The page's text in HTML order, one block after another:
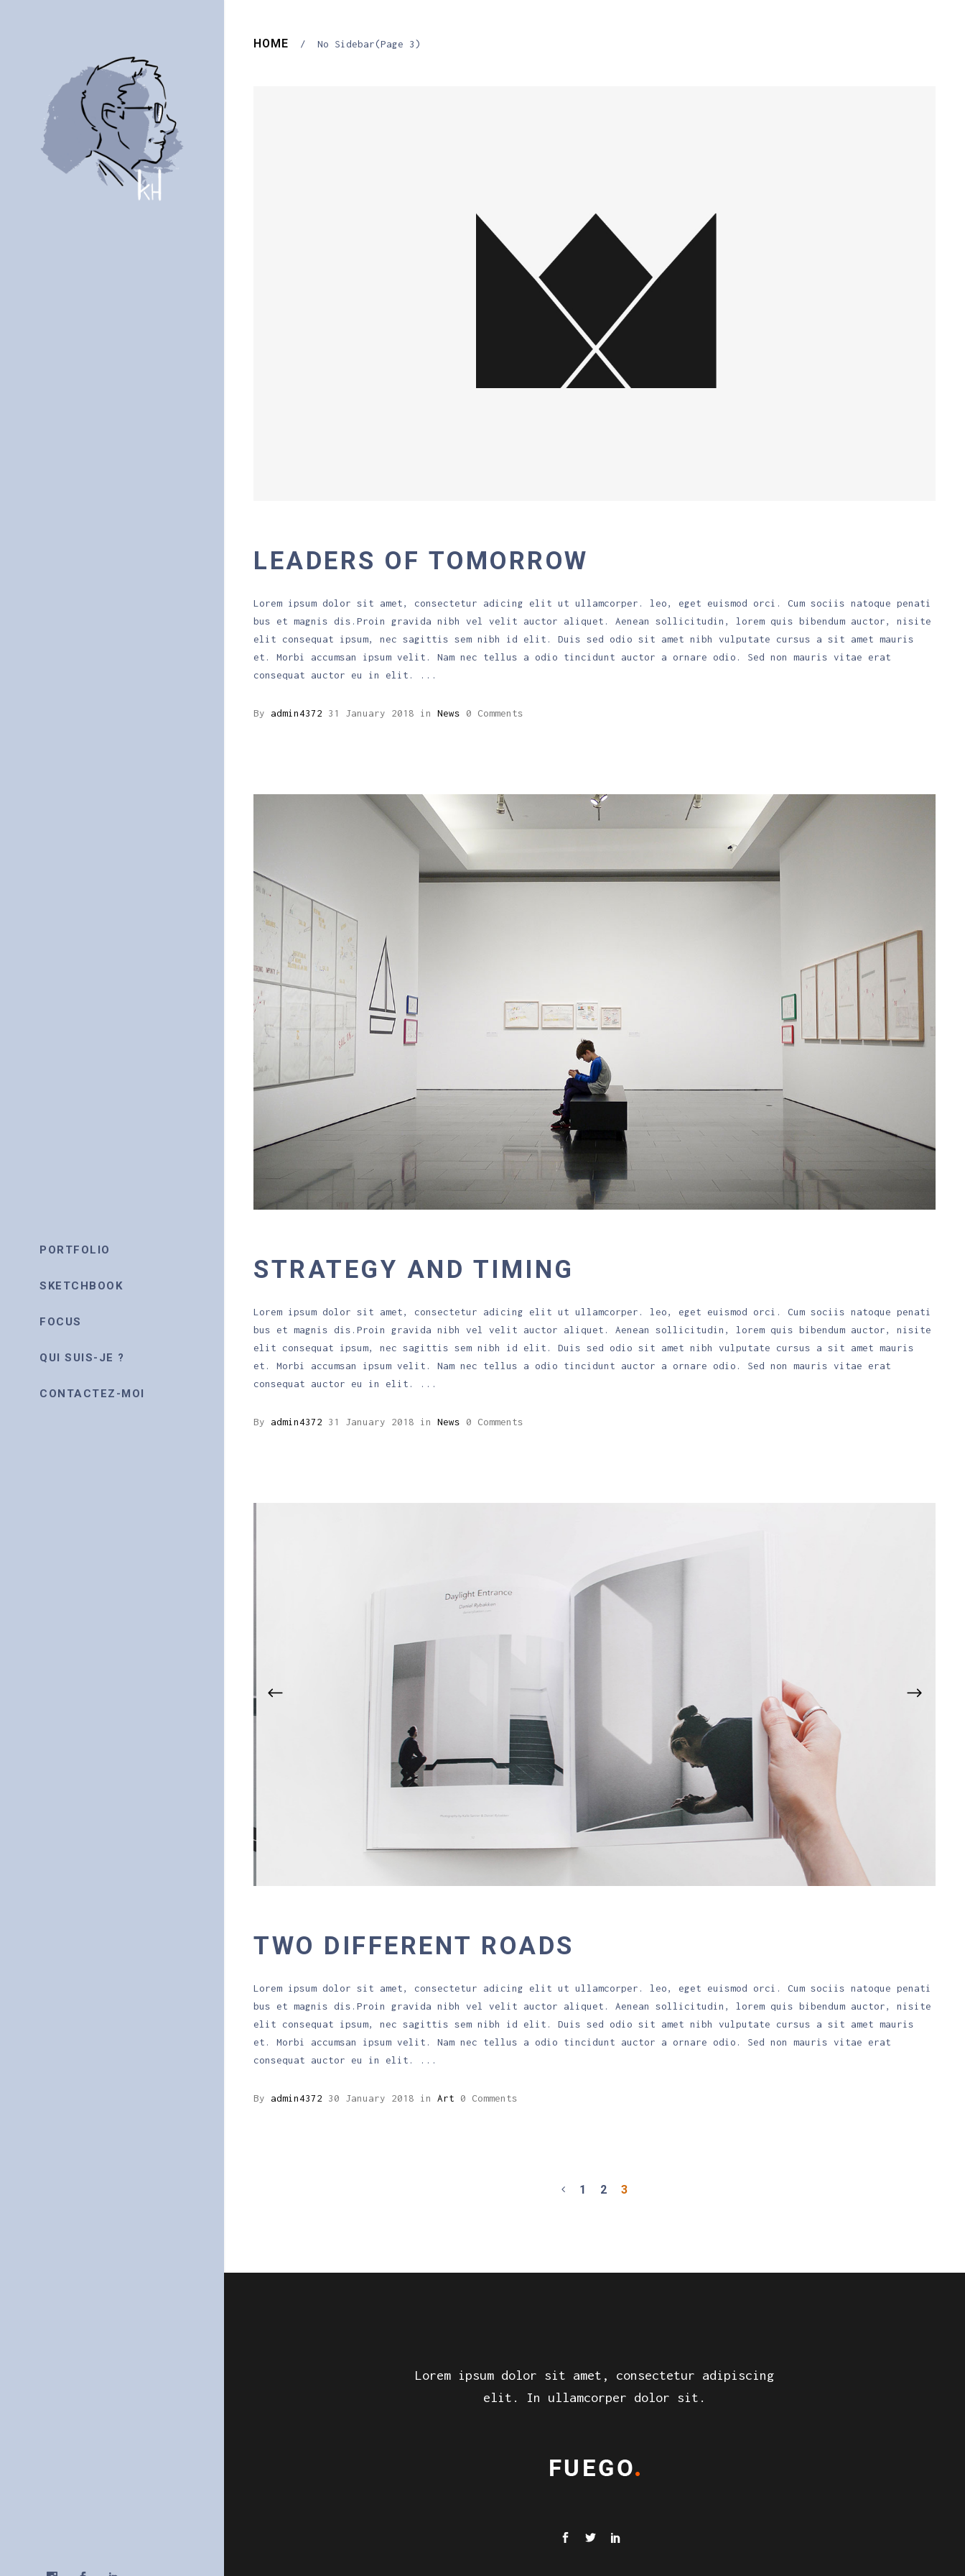
PORTFOLIO
SKETCHBOOK
FOCUS
QUI SUIS-JE ?
CONTACTEZ-MOI
HOME / No Sidebar(Page 3)
LEADERS OF TOMORROW
Lorem ipsum dolor sit amet, consectetur adicing elit ut ullamcorper. leo, eget euismod orci. Cum sociis natoque penati
bus et magnis dis.Proin gravida nibh vel velit auctor aliquet. Aenean sollicitudin, lorem quis bibendum auctor, nisite
elit consequat ipsum, nec sagittis sem nibh id elit. Duis sed odio sit amet nibh vulputate cursus a sit amet mauris
et. Morbi accumsan ipsum velit. Nam nec tellus a odio tincidunt auctor a ornare odio. Sed non mauris vitae erat
consequat auctor eu in elit.
By admin4372 31 January 2018 in News 0 Comments
STRATEGY AND TIMING
Lorem ipsum dolor sit amet, consectetur adicing elit ut ullamcorper. leo, eget euismod orci. Cum sociis natoque penati
bus et magnis dis.Proin gravida nibh vel velit auctor aliquet. Aenean sollicitudin, lorem quis bibendum auctor, nisite
elit consequat ipsum, nec sagittis sem nibh id elit. Duis sed odio sit amet nibh vulputate cursus a sit amet mauris
et. Morbi accumsan ipsum velit. Nam nec tellus a odio tincidunt auctor a ornare odio. Sed non mauris vitae erat
consequat auctor eu in elit.
By admin4372 31 January 2018 in News 0 Comments
TWO DIFFERENT ROADS
Lorem ipsum dolor sit amet, consectetur adicing elit ut ullamcorper. leo, eget euismod orci. Cum sociis natoque penati
bus et magnis dis.Proin gravida nibh vel velit auctor aliquet. Aenean sollicitudin, lorem quis bibendum auctor, nisite
elit consequat ipsum, nec sagittis sem nibh id elit. Duis sed odio sit amet nibh vulputate cursus a sit amet mauris
et. Morbi accumsan ipsum velit. Nam nec tellus a odio tincidunt auctor a ornare odio. Sed non mauris vitae erat
consequat auctor eu in elit.
By admin4372 30 January 2018 in Art 0 Comments
1 2 3
Lorem ipsum dolor sit amet, consectetur adipiscing
elit. In ullamcorper dolor sit.